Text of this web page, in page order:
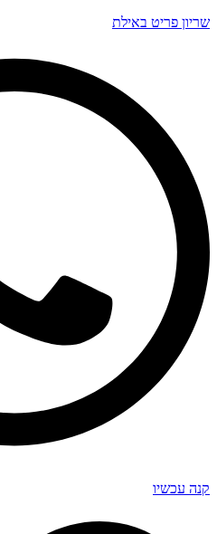
שריון פריט באילת
קנה עכשיו